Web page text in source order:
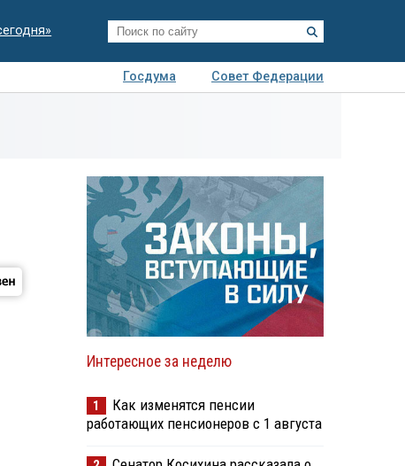
Госдума
Совет Федерации
Интересное за неделю
1
Как изменятся пенсии
работающих пенсионеров с 1 августа